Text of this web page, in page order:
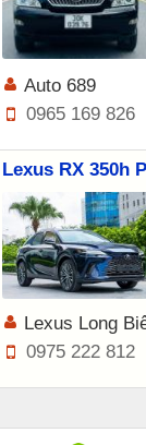
Auto 689
0965 169 826
Lexus RX 350h
Lexus Long
0975 222 812